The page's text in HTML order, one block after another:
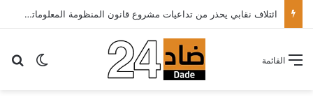
ائتلاف نقابي يحذر من تداعيات مشروع قانون المنظومة المعلوماتية الصحية ويدعو الحكومة إلى إعادة النظر فيه..
الوضع القائمة